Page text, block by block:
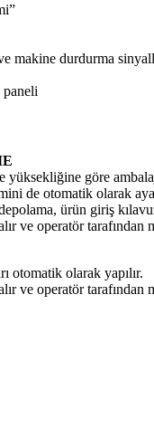
makine durdurma
yüksekliğine göre
de otomatik olarak
ürün giriş
ve operatör
otomatik olarak yapılır.
ve operatör tarafından